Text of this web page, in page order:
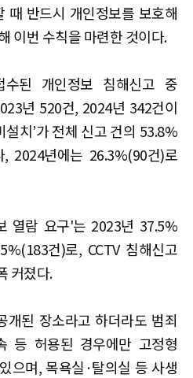
때 반드시 개인정보를 보호해
이번 수칙을 마련한 것이다.
수된 개인정보 침해신고 중
년 520건, 2024년 342건이
설치’가 전체 신고 건의 53.8%
2024년에는 26.3%(90건)로
열람 요구'는 2023년 37.5%
건)로, CCTV 침해신고
커졌다.
개된 장소라고 하더라도 범죄
등 허용된 경우에만 고정형
으며, 목욕실·탈의실 등 사생